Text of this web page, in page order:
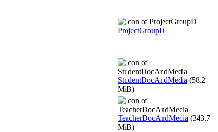
ProjectGroupD
StudentDocAndMedia (58.2
MiB)
TeacherDocAndMedia (343.7
MiB)